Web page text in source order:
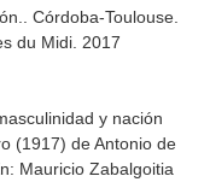
. Córdoba-Toulouse.
du Midi. 2017
y nación
(1917) de Antonio de
Mauricio Zabalgoitia